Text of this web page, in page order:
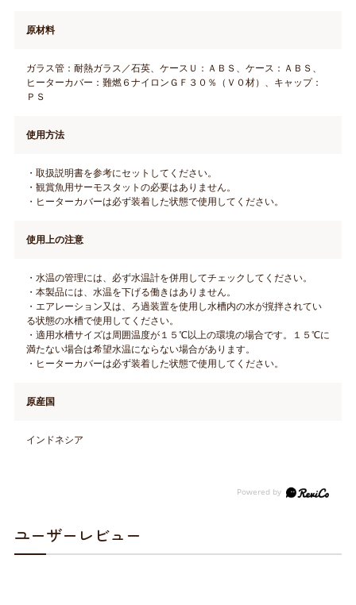
原材料
ガラス管：耐熱ガラス／石英、ケースＵ：ＡＢＳ、ケース：ＡＢＳ、
ヒーターカバー：難燃６ナイロンＧＦ３０％（Ｖ０材）、キャップ：
ＰＳ
使用方法
・取扱説明書を参考にセットしてください。
・観賞魚用サーモスタットの必要はありません。
・ヒーターカバーは必ず装着した状態で使用してください。
使用上の注意
・水温の管理には、必ず水温計を併用してチェックしてください。
・本製品には、水温を下げる働きはありません。
・エアレーション又は、ろ過装置を使用し水槽内の水が撹拌されてい
る状態の水槽で使用してください。
・適用水槽サイズは周囲温度が１５℃以上の環境の場合です。１５℃に
満たない場合は希望水温にならない場合があります。
・ヒーターカバーは必ず装着した状態で使用してください。
原産国
インドネシア
ユーザーレビュー